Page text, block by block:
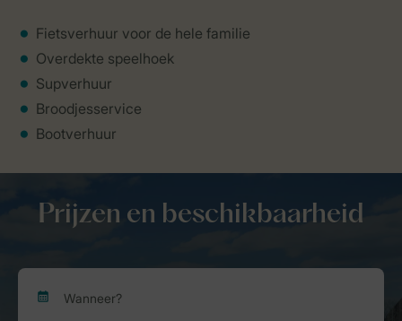
Fietsverhuur voor de hele familie
Overdekte speelhoek
Supverhuur
Broodjesservice
Bootverhuur
Prijzen en beschikbaarheid